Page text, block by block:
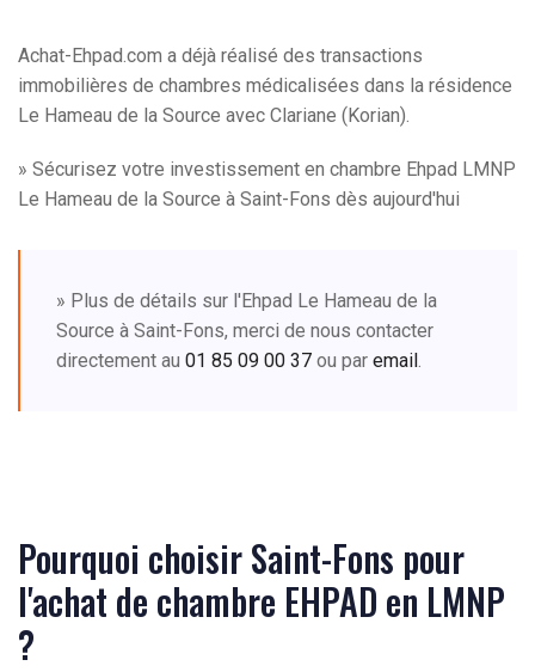
Achat-Ehpad.com a déjà réalisé des transactions
immobilières de chambres médicalisées dans la résidence
Le Hameau de la Source avec Clariane (Korian).
» Sécurisez votre investissement en chambre Ehpad LMNP
Le Hameau de la Source à Saint-Fons dès aujourd'hui
» Plus de détails sur l'Ehpad Le Hameau de la
Source à Saint-Fons, merci de nous contacter
directement au 01 85 09 00 37 ou par email
Pourquoi choisir Saint-Fons pour
l'achat de chambre EHPAD en LMNP
?